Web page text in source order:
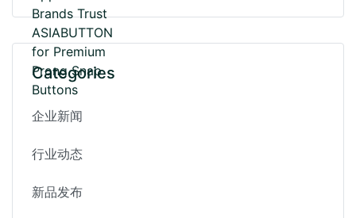
Categories
企业新闻
行业动态
新品发布